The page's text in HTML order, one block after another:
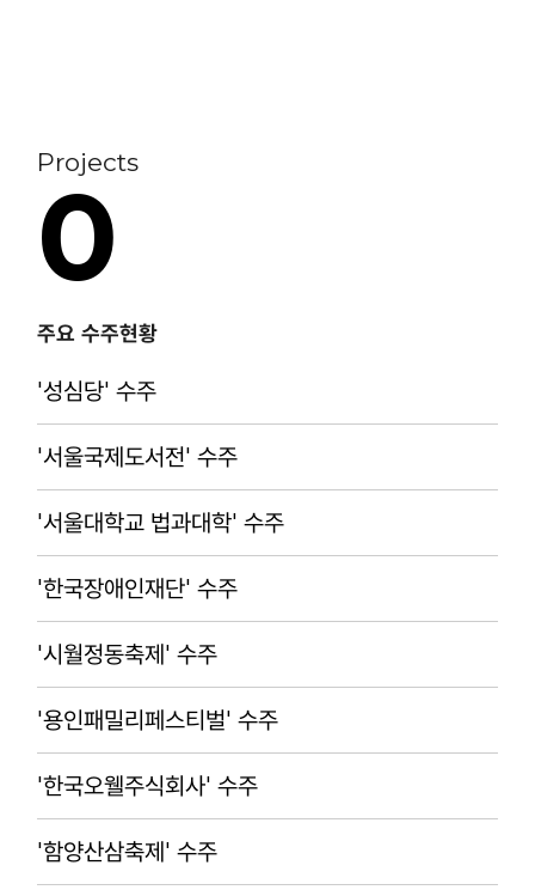
Projects
0
주요 수주현황
'성심당' 수주
'서울국제도서전' 수주
'서울대학교 법과대학' 수주
'한국장애인재단' 수주
'시월정동축제' 수주
'용인패밀리페스티벌' 수주
'한국오웰주식회사' 수주
'함양산삼축제' 수주